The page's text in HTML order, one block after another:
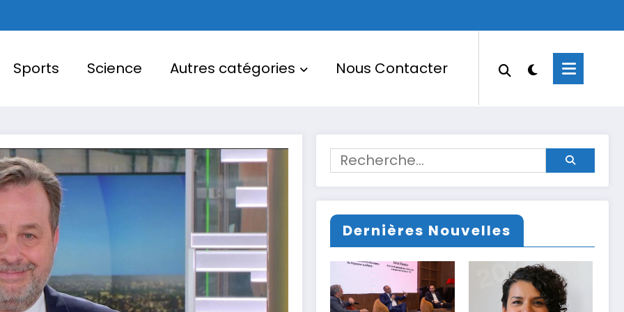
Sports Science Autres catégories Nous Contacter
Dernières Nouvelles